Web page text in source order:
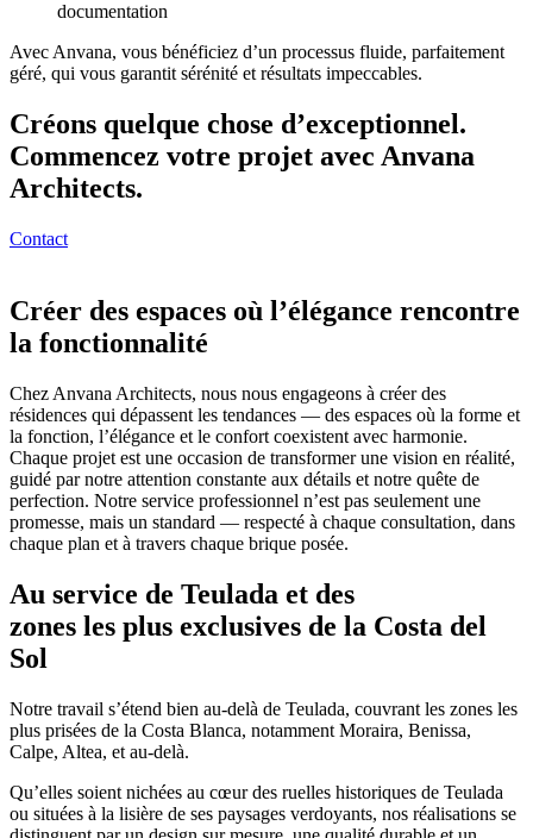
documentation
Avec Anvana, vous bénéficiez d’un processus fluide, parfaitement
géré, qui vous garantit sérénité et résultats impeccables.
Créons quelque chose d’exceptionnel.
Commencez votre projet avec Anvana
Architects.
Contact
Créer des espaces où l’élégance rencontre
la fonctionnalité
Chez Anvana Architects, nous nous engageons à créer des
résidences qui dépassent les tendances — des espaces où la forme et
la fonction, l’élégance et le confort coexistent avec harmonie.
Chaque projet est une occasion de transformer une vision en réalité,
guidé par notre attention constante aux détails et notre quête de
perfection. Notre service professionnel n’est pas seulement une
promesse, mais un standard — respecté à chaque consultation, dans
chaque plan et à travers chaque brique posée.
Au service de Teulada et des
zones les plus exclusives de la Costa del
Sol
Notre travail s’étend bien au-delà de Teulada, couvrant les zones les
plus prisées de la Costa Blanca, notamment Moraira, Benissa,
Calpe, Altea, et au-delà.
Qu’elles soient nichées au cœur des ruelles historiques de Teulada
ou situées à la lisière de ses paysages verdoyants, nos réalisations se